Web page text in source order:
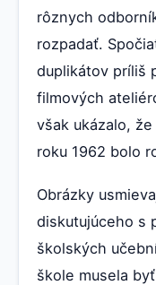
rôznych
rozpadať.
duplikátov príliš
filmových
však ukázalo,
roku 1962 bolo
Obrázky
diskutujúceho s
školských
škole musela